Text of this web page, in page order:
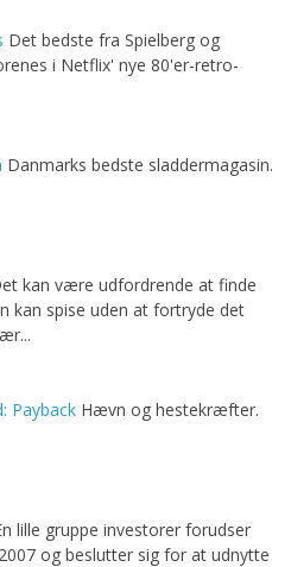
Det bedste fra Spielberg og
i Netflix' nye 80'er-retro-
Danmarks bedste sladdermagasin.
kan være udfordrende at finde
kan spise uden at fortryde det
Payback Hævn og hestekræfter.
lille gruppe investorer forudser
og beslutter sig for at udnytte